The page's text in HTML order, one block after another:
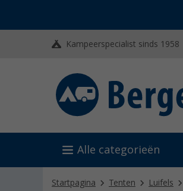
Kampeerspecialist sinds 1958
Alle categorieën
Startpagina Tenten Luifels